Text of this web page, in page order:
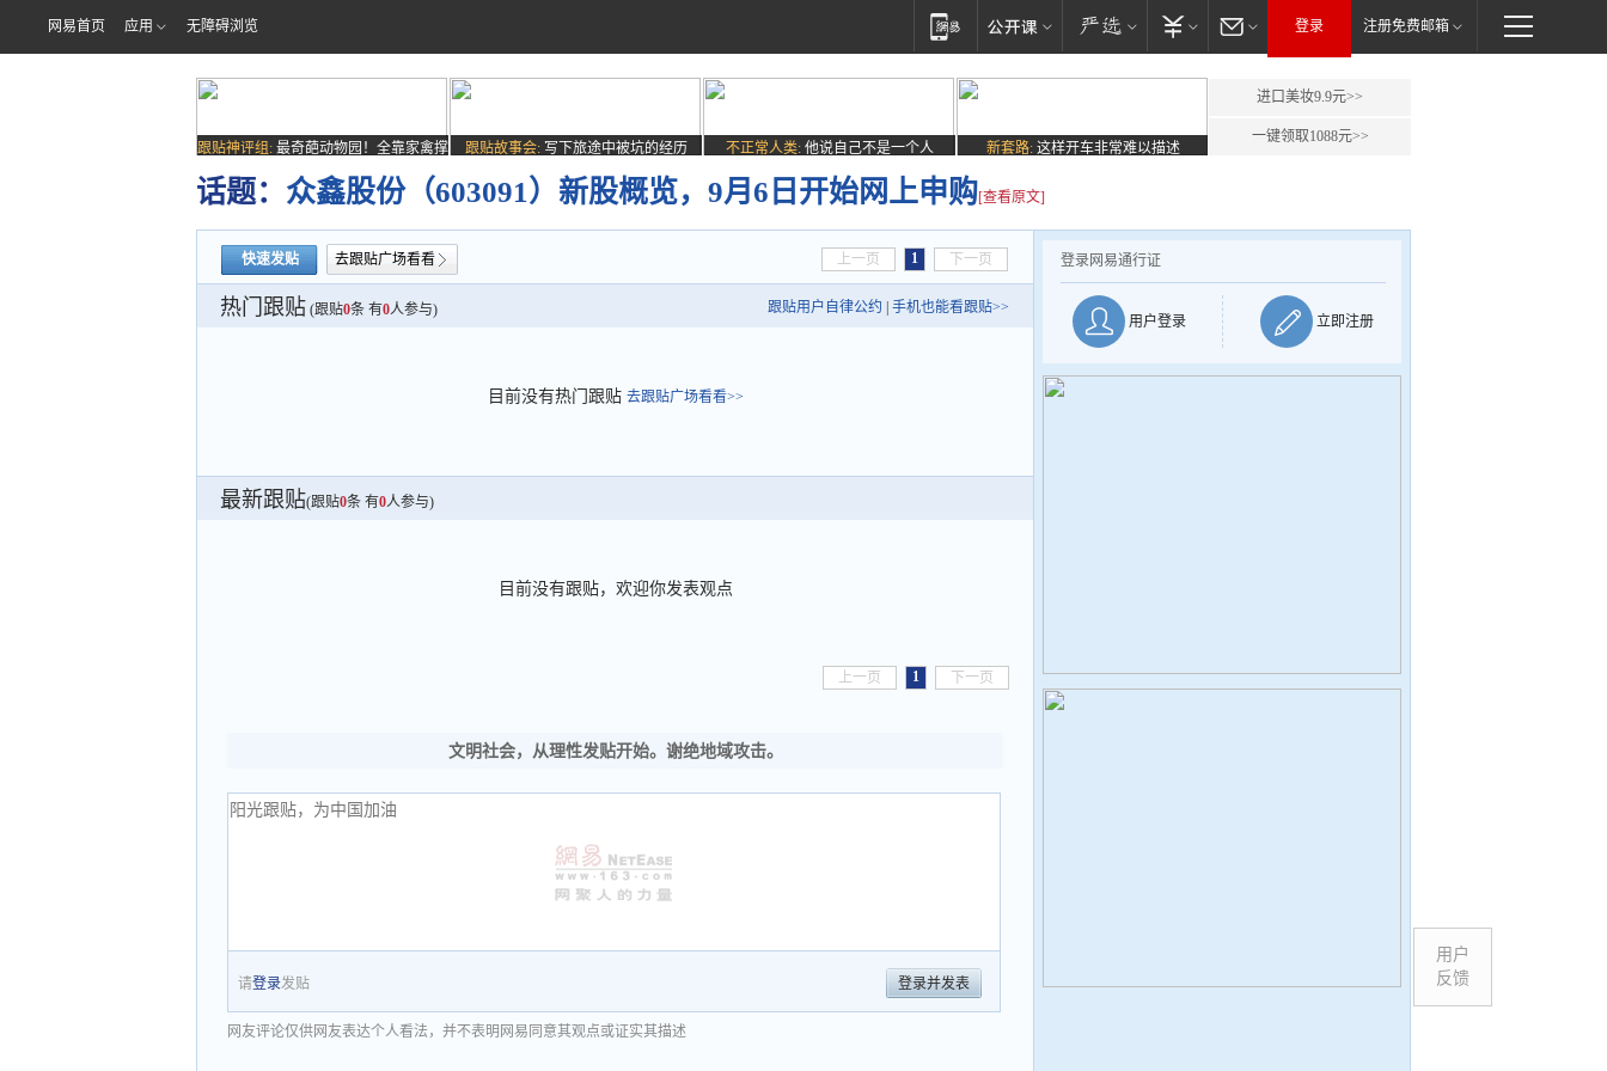
网易首页 应用 无障碍浏览 登录 注册免费邮箱
跟贴神评组: 最奇葩动物园！全靠家禽撑
场子
跟贴故事会: 写下旅途中被坑的经历 不正常人类: 他说自己不是一个人 新套路: 这样开车非常难以描述
进口美妆9.9元>>
一键领取1088元>>
话题： 众鑫股份（603091）新股概览，9月6日开始网上申购[查看原文]
快速发贴 去跟贴广场看看 上一页 1 下一页
热门跟贴 (跟贴0条 有0人参与) 跟贴用户自律公约 手机也能看跟贴>>
目前没有热门跟贴 去跟贴广场看看>>
最新跟贴(跟贴0条 有0人参与)
目前没有跟贴，欢迎你发表观点
上一页 1 下一页
文明社会，从理性发贴开始。谢绝地域攻击。
请登录发贴 登录并发表
网友评论仅供网友表达个人看法，并不表明网易同意其观点或证实其描述
登录网易通行证
用户登录 立即注册
用户
反馈